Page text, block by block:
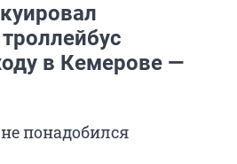
в Кемерове —
понадобился